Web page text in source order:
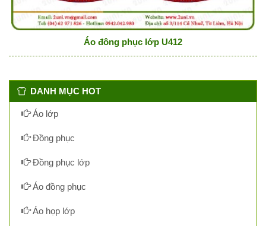
Áo đông phục lớp U412
DANH MỤC HOT
Áo lớp
Đồng phục
Đồng phục lớp
Áo đồng phục
Áo họp lớp